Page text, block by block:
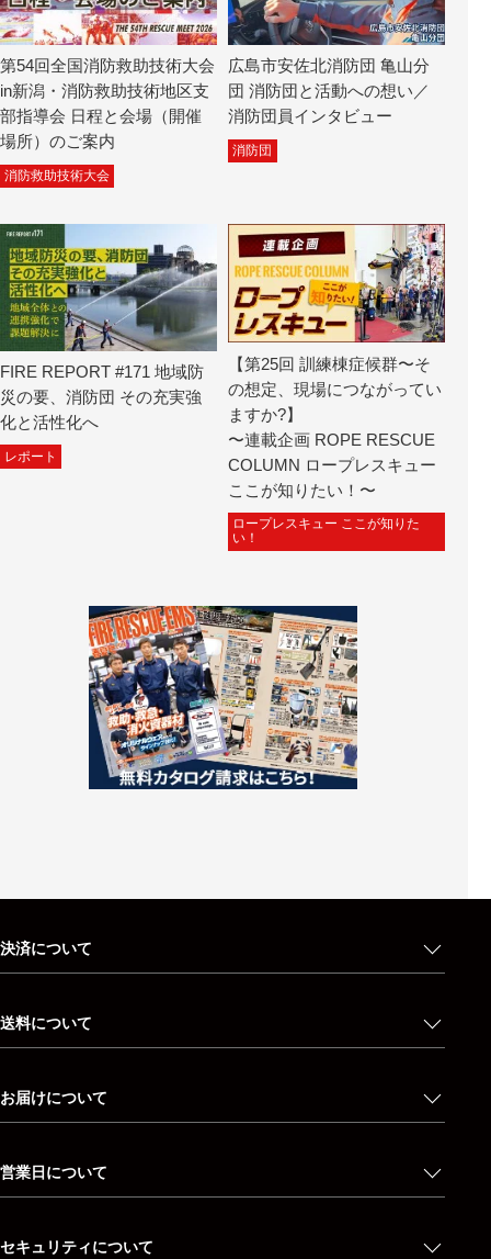
第54回全国消防救助技術大会
in新潟・消防救助技術地区支
部指導会 日程と会場（開催
場所）のご案内
消防救助技術大会
広島市安佐北消防団 亀山分
団 消防団と活動への想い／
消防団員インタビュー
消防団
FIRE REPORT #171 地域防
災の要、消防団 その充実強
化と活性化へ
レポート
【第25回 訓練棟症候群〜そ
の想定、現場につながってい
ますか?】
〜連載企画 ROPE RESCUE
COLUMN ロープレスキュー
ここが知りたい！〜
ロープレスキュー ここが知りた
い！
決済について
送料について
お届けについて
営業日について
セキュリティについて